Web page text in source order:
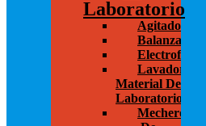
Laboratorio
Agitadores
Balanzas
Electroforesis
Lavadoras
Material De
Laboratorio
Mecheros